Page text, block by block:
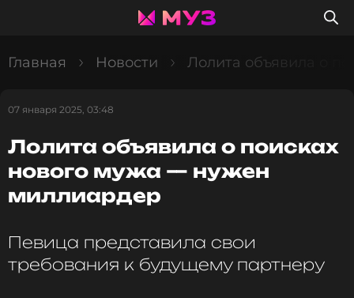
Главная Новости Лолита объявила о
07 января 2025, 03:48
Лолита объявила о поисках
нового мужа — нужен
миллиардер
Певица представила свои
требования к будущему партнеру